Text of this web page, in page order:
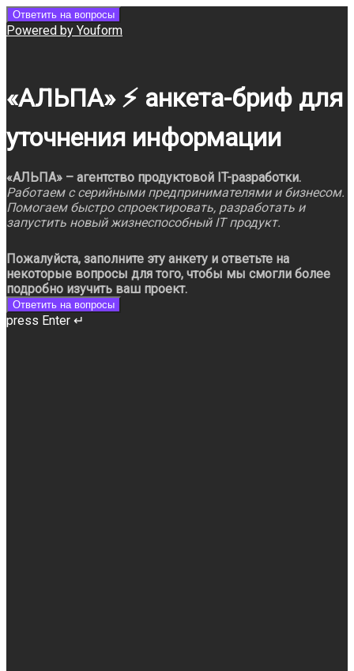
Ответить на вопросы
Powered by Youform
«АЛЬПА» ⚡️ анкета-бриф для
уточнения информации
«АЛЬПА» – агентство продуктовой IT-разработки.
Работаем с серийными предпринимателями и бизнесом.
Помогаем быстро спроектировать, разработать и
запустить новый жизнеспособный IT продукт.
Пожалуйста, заполните эту анкету и ответьте на
некоторые вопросы для того, чтобы мы смогли более
подробно изучить ваш проект.
Ответить на вопросы
press Enter ↵